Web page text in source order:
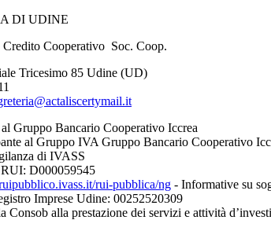
Cooperativo Soc. Coop.
Tricesimo 85 Udine (UD)
al Gruppo Bancario Cooperativo Iccrea
al Gruppo IVA Gruppo Bancario Cooperativo
di IVASS
D000059545
rui-pubblica/ng - Informative su
Imprese Udine: 00252520309
Consob alla prestazione dei servizi e attività